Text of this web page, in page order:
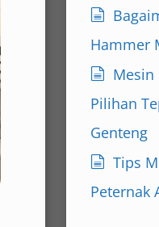
Hammer
Mesin
Pilihan
Genteng
Tips
Peternak